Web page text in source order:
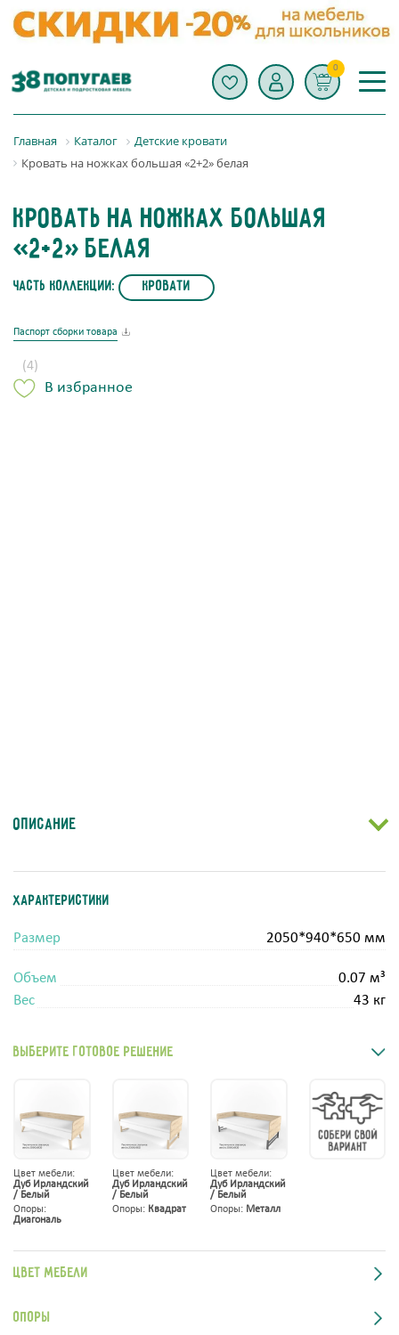
0
Главная Каталог
Детские кровати
Кровать на ножках большая «2+2» белая
Кровать на ножках большая
«2+2» белая
часть коллекции: Кровати
Паспорт сборки товара
(4)
В избранное
Описание
Характеристики
Размер 2050*940*650 мм
Объем
0.07 м³
Вес
43 кг
Выберите готовое решение
Цвет мебели:
Дуб Ирландский
/ Белый
Опоры:
Диагональ
Цвет мебели:
Дуб Ирландский
/ Белый
Опоры: Квадрат
Цвет мебели:
Дуб Ирландский
/ Белый
Опоры: Металл
Цвет мебели
Опоры